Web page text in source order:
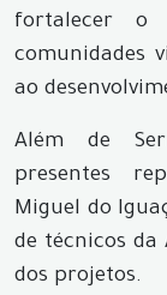
fortalecer
comunidades
ao
Além de
presentes
Miguel do
de técnicos da
dos projetos.